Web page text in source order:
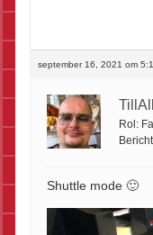
september 16, 2021 om
Rol:
Shuttle mode 🙂